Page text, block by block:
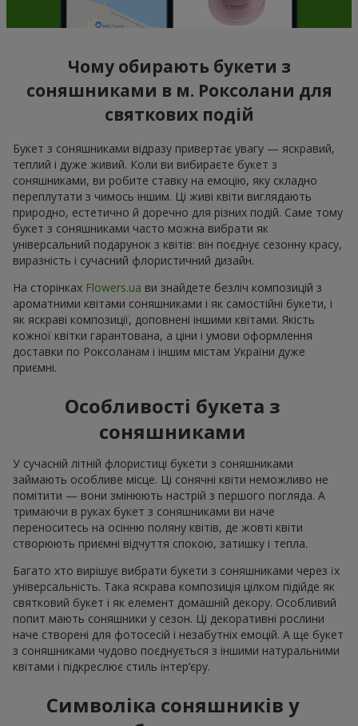
Чому обирають букети з
соняшниками в м. Роксолани для
святкових подій
Букет з соняшниками відразу привертає увагу — яскравий,
теплий і дуже живий. Коли ви вибираєте букет з
соняшниками, ви робите ставку на емоцію, яку складно
переплутати з чимось іншим. Ці живі квіти виглядають
природно, естетично й доречно для різних подій. Саме тому
букет з соняшниками часто можна вибрати як
універсальний подарунок з квітів: він поєднує сезонну красу,
виразність і сучасний флористичний дизайн.
На сторінках Flowers.ua ви знайдете безліч композицій з
ароматними квітами соняшниками і як самостійні букети, і
як яскраві композиції, доповнені іншими квітами. Якість
кожної квітки гарантована, а ціни і умови оформлення
доставки по Роксоланам і іншим містам України дуже
приємні.
Особливості букета з
соняшниками
У сучасній літній флористиці букети з соняшниками
займають особливе місце. Ці сонячні квіти неможливо не
помітити — вони змінюють настрій з першого погляда. А
тримаючи в руках букет з соняшниками ви наче
переноситесь на осінню поляну квітів, де жовті квіти
створюють приємні відчуття спокою, затишку і тепла.
Багато хто вирішує вибрати букети з соняшниками через їх
універсальність. Така яскрава композиція цілком підійде як
святковий букет і як елемент домашній декору. Особливий
попит мають соняшники у сезон. Ці декоративні рослини
наче створені для фотосесій і незабутніх емоцій. А ще букет
з соняшниками чудово поєднується з іншими натуральними
квітами і підкреслює стиль інтер’єру.
Символіка соняшників у